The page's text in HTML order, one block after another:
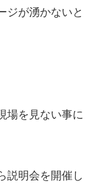
ジが湧かないと
場を見ない事に
説明会を開催し